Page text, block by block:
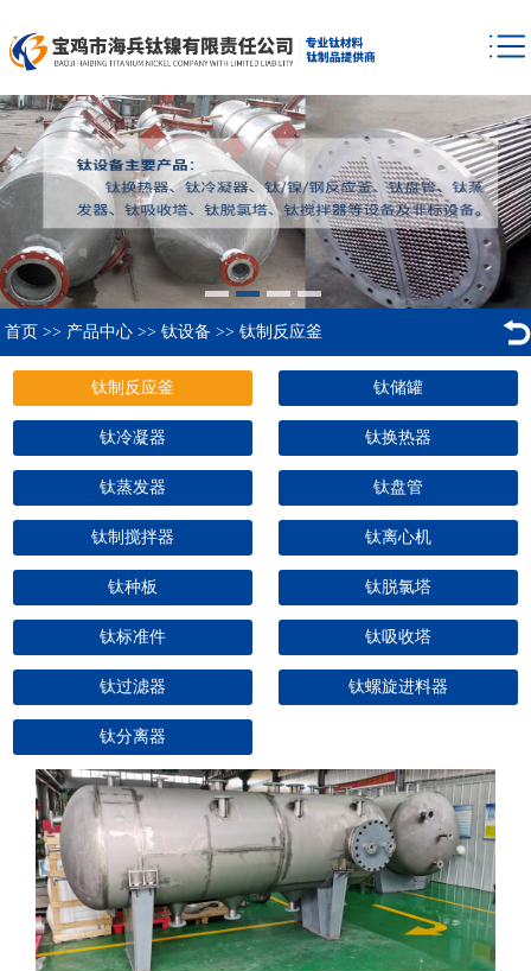
首页 >> 产品中心 >> 钛设备 >> 钛制反应釜
钛制反应釜 钛储罐
钛冷凝器 钛换热器
钛蒸发器 钛盘管
钛制搅拌器 钛离心机
钛种板 钛脱氯塔
钛标准件 钛吸收塔
钛过滤器 钛螺旋进料器
钛分离器